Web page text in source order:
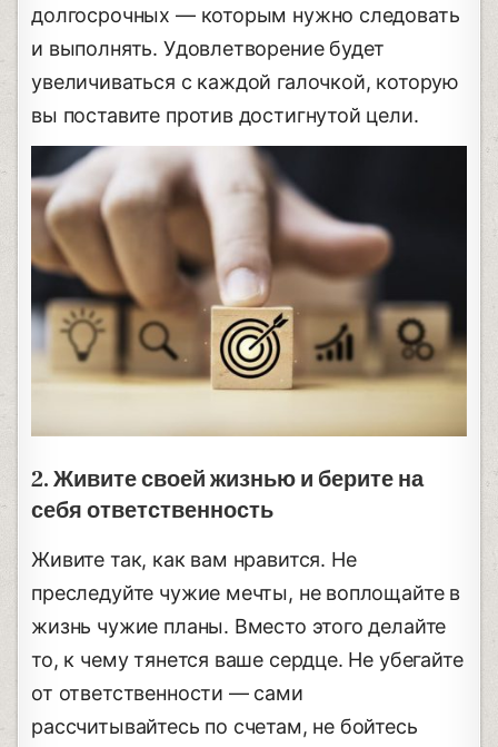
долгосрочных — которым нужно следовать
и выполнять. Удовлетворение будет
увеличиваться с каждой галочкой, которую
вы поставите против достигнутой цели.
2. Живите своей жизнью и берите на
себя ответственность
Живите так, как вам нравится. Не
преследуйте чужие мечты, не воплощайте в
жизнь чужие планы. Вместо этого делайте
то, к чему тянется ваше сердце. Не убегайте
от ответственности — сами
рассчитывайтесь по счетам, не бойтесь